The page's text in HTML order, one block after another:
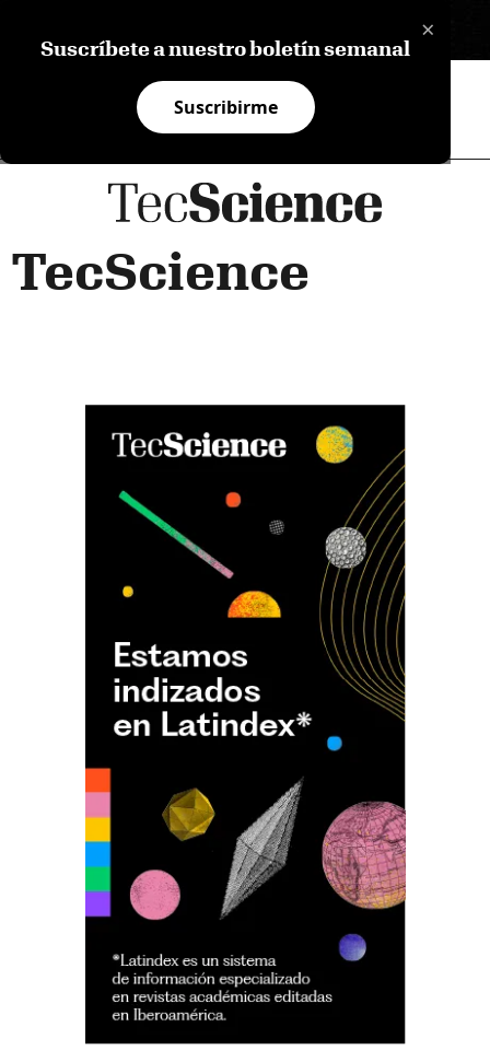
×
Suscríbete a nuestro boletín semanal
Suscribirme
TecScience